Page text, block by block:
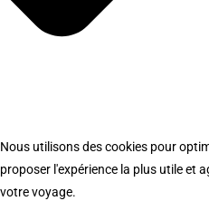
Nous utilisons des cookies pour
proposer l'expérience la plus utile et
votre voyage.